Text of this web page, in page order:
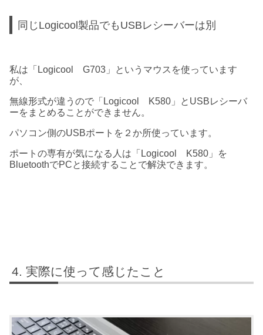
同じLogicool製品でもUSBレシーバーは別
私は「Logicool G703」というマウスを使っています
が、
無線形式が違うので「Logicool K580」とUSBレシーバ
ーをまとめることができません。
パソコン側のUSBポートを２か所使っています。
ポートの専有が気になる人は「Logicool K580」を
BluetoothでPCと接続することで解決できます。
実際に使って感じたこと